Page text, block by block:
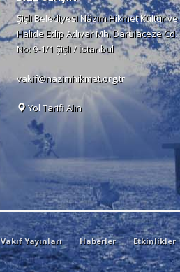
Şişli Belediyesi Nâzım Hikmet Kültür
Halide Edip Adıvar Mh. Darülaceze Cd.
No: 9-1/1 Şişli / İstanbul
vakif@nazimhikmet.org.tr
Yol Tarifi Alın
Vakıf Yayınları Haberler Etkinlikler